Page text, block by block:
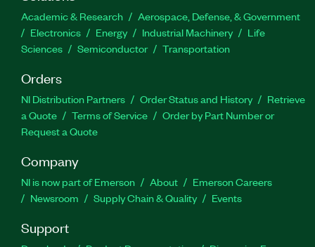
Academic & Research
Aerospace, Defense, & Government
Electronics
Energy Industrial Machinery
Life
Sciences
Semiconductor Transportation
Orders
NI Distribution Partners Order Status and History
Retrieve
a Quote
Terms of Service
Order by Part Number or
Request a Quote
Company
NI is now part of Emerson About
Emerson Careers
Newsroom
Supply Chain & Quality Events
Support